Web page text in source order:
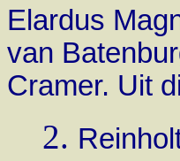
Elardus
van
Cramer. Uit